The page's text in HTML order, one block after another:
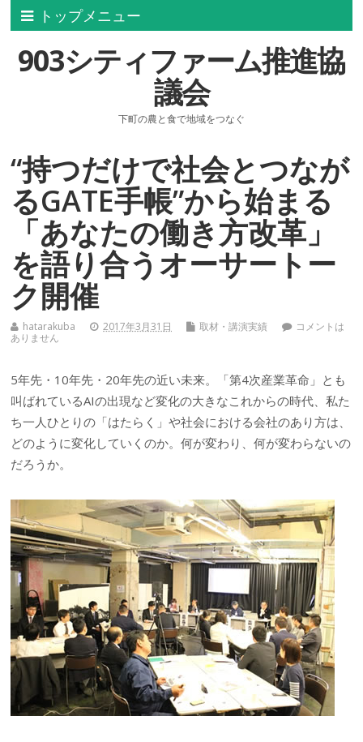
トップメニュー
903シティファーム推進協
議会
下町の農と食で地域をつなぐ
“持つだけで社会とつなが
るGATE手帳”から始まる
「あなたの働き方改革」
を語り合うオーサートー
ク開催
hatarakuba 2017年3月31日 取材・講演実績
コメントは
ありません
5年先・10年先・20年先の近い未来。「第4次産業革命」とも
叫ばれているAIの出現など変化の大きなこれからの時代、私た
ち一人ひとりの「はたらく」や社会における会社のあり方は、
どのように変化していくのか。何が変わり、何が変わらないの
だろうか。